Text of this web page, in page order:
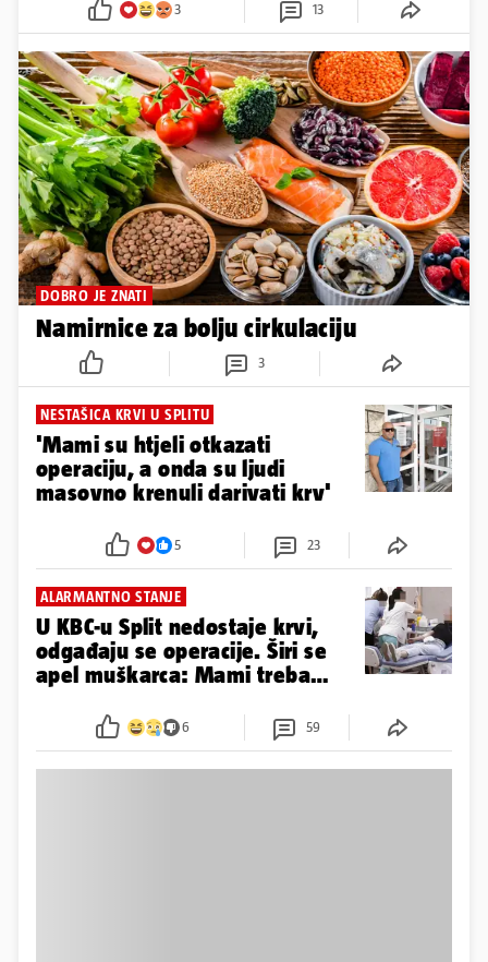
3 13
DOBRO JE ZNATI
Namirnice za bolju cirkulaciju
3
NESTAŠICA KRVI U SPLITU
'Mami su htjeli otkazati
operaciju, a onda su ljudi
masovno krenuli darivati krv'
5 23
ALARMANTNO STANJE
U KBC-u Split nedostaje krvi,
odgađaju se operacije. Širi se
apel muškarca: Mami treba
6 59